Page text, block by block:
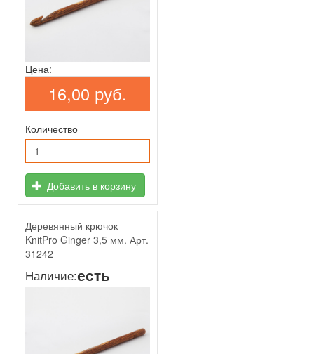
Цена:
16,00 руб.
Количество
Добавить в корзину
Деревянный крючок
KnitPro Ginger 3,5 мм. Арт.
31242
Наличие:есть